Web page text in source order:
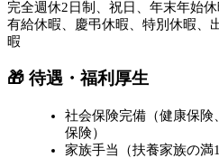
完全週休2日制、祝日、年末年始休
有給休暇、慶弔休暇、特別休暇、
暇
🎁 待遇・福利厚生
社会保険完備（健康保険
保険）
家族手当（扶養家族の満